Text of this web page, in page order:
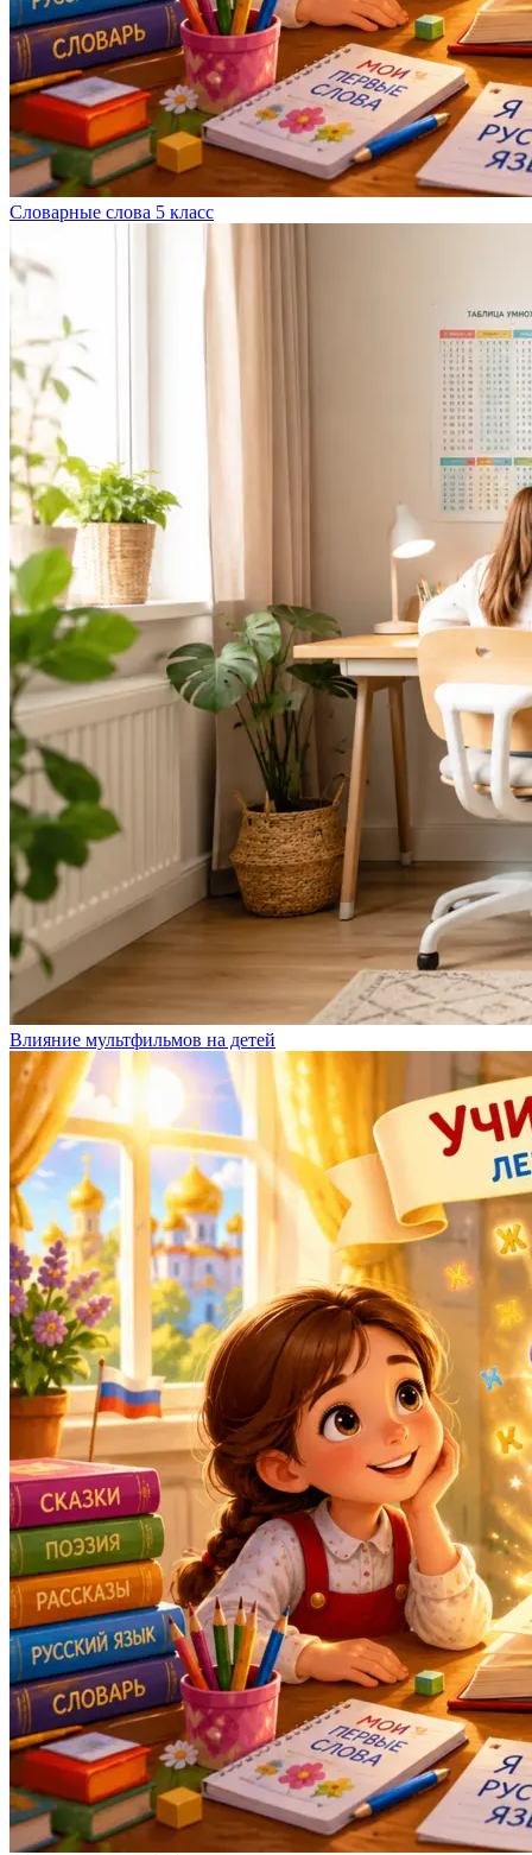
Словарные слова 5 класс
Влияние мультфильмов на детей